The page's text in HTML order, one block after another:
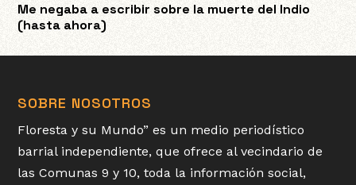
Me negaba a escribir sobre la muerte del Indio
(hasta ahora)
SOBRE NOSOTROS
Floresta y su Mundo” es un medio periodístico
barrial independiente, que ofrece al vecindario de
las Comunas 9 y 10, toda la información social,